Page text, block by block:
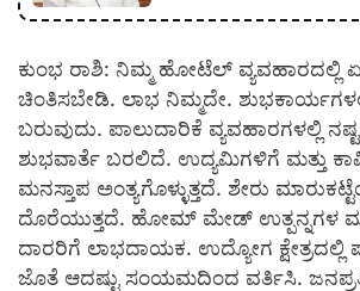
ಕುಂಭ ರಾಶಿ: ನಿಮ್ಮ ಹೋಟೆಲ್ ವ್ಯವಹಾರದಲ್ಲಿ
ಚಿಂತಿಸಬೇಡಿ. ಲಾಭ ನಿಮ್ಮದೇ.
ಬರುವುದು. ಪಾಲುದಾರಿಕೆ ವ್ಯವಹಾರಗಳಲ್ಲಿ
ಶುಭವಾರ್ತೆ ಬರಲಿದೆ. ಉದ್ಯಮಿಗಳಿಗೆ ಮತ್ತು
ಮನಸ್ತಾಪ ಅಂತ್ಯಗೊಳ್ಳುತ್ತದೆ. ಶೇರು
ದೊರೆಯುತ್ತದೆ. ಹೋಮ್ ಮೇಡ್ ಉತ್ಪನ್ನಗಳ
ದಾರರಿಗೆ ಲಾಭದಾಯಕ. ಉದ್ಯೋಗ ಕ್ಷೇತ್ರದಲ್ಲಿ
ಜೊತೆ ಆದಷ್ಟು ಸಂಯಮದಿಂದ ವರ್ತಿಸಿ.